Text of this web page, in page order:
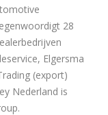
28
Elgersma
(export)
Nederland is